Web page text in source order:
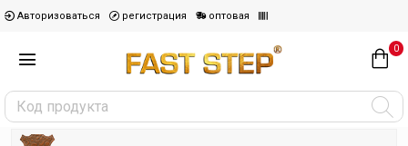
Авторизоваться регистрация оптовая
0